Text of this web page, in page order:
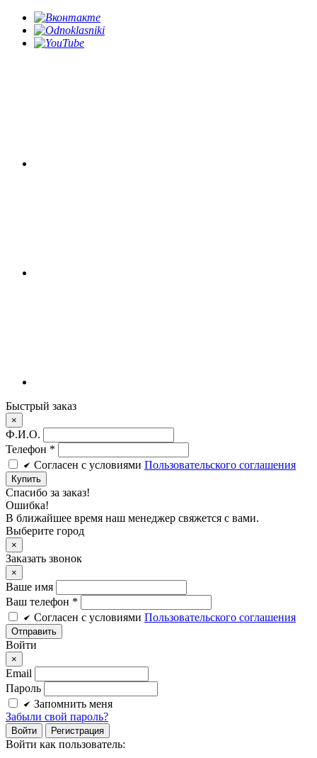
Быстрый заказ
×
Ф.И.О.
Телефон *
Cогласен c условиями Пользовательского соглашения
Купить
Спасибо за заказ!
Ошибка!
В ближайшее время наш менеджер свяжется с вами.
Выберите город
×
Заказать звонок
×
Ваше имя
Ваш телефон *
Cогласен c условиями Пользовательского соглашения
Войти
×
Email
Пароль
Запомнить меня
Забыли свой пароль?
Войти Регистрация
Войти как пользователь: